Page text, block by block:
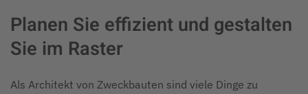
Planen Sie effizient und gestalten
Sie im Raster
Als Architekt von Zweckbauten sind viele Dinge zu